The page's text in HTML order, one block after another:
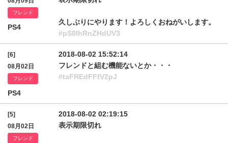
フレンド
PS4
久しぶりにやります！よろしくおねがいします。
#pS0lhRnZHdUV3
[6]
08月02日
フレンド
PS4
2018-08-02 15:52:14
フレンドと組む機能ないとか・・・
#taFREdFFfV2pJ
[5]
08月02日
フレンド
2018-08-02 02:19:15
表示期限切れ